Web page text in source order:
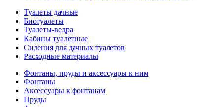
Туалеты дачные
Биотуалеты
Туалеты-ведра
Кабины туалетные
Сидения для дачных туалетов
Расходные материалы
Фонтаны, пруды и аксессуары к ним
Фонтаны
Аксессуары к фонтанам
Пруды